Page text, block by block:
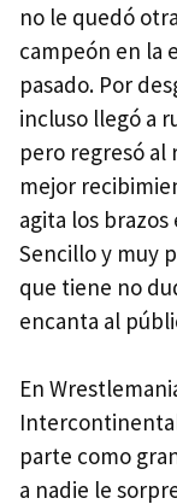
no le quedó
campeón en la
pasado. Por
incluso llegó a
pero regresó al
mejor
agita los
Sencillo y muy
que tiene no
encanta al
En
parte como
a nadie le